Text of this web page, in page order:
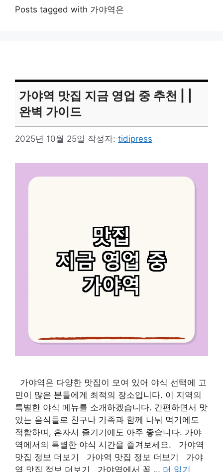
Posts tagged with 가야역은
가야역 맛집 지금 영업 중 추천 | |
완벽 가이드
2025년 10월 25일 작성자: tidipress
가야역은 다양한 맛집이 모여 있어 야식 선택에 고
민이 많은 분들에게 최적의 장소입니다. 이 지역의
특별한 야식 메뉴를 소개하겠습니다. 간편하면서 맛
있는 음식들로 친구나 가족과 함께 나눠 먹기에도
적합하며, 혼자서 즐기기에도 아주 좋습니다. 가야
역에서의 특별한 야식 시간을 즐겨보세요. 가야역
맛집 정보 더보기 가야역 맛집 정보 더보기 가야
역 맛집 정보 더보기 가야역에서 꼭 … 더 읽기